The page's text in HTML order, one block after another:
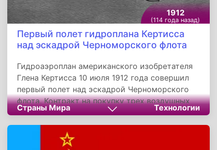
1912
(114 года назад)
Первый полет гидроплана Кертисса
над эскадрой Черноморского флота
Гидроаэроплан американского изобретателя
Глена Кертисса 10 июля 1912 года совершил
первый полет над эскадрой Черноморского
флота. Контракт на покупку трех воздушных
машин данного типа был заключен 29 февраля
1912 года, после проведенных испытаний.
Сумма соглашения составила 100 000
французских франков. Всего до 1913 года
Страны Мира Технологии